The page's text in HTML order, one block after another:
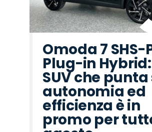
Omoda 7 SHS-
Plug-in
SUV che punta
autonomia ed
efficienza è in
promo per